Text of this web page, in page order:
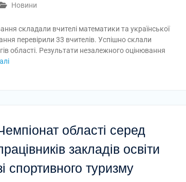
Новини
складали вчителі математики та української
перевірили 33 вчителів. Успішно склали
області. Результати незалежного оцінювання
області серед
закладів освіти
спортивного туризму